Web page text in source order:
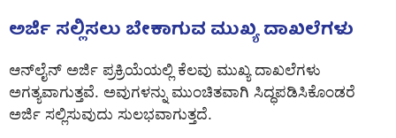
ಅರ್ಜಿ ಸಲ್ಲಿಸಲು ಬೇಕಾಗುವ ಮುಖ್ಯ ದಾಖಲೆಗಳು
ಆನ್‌ಲೈನ್ ಅರ್ಜಿ ಪ್ರಕ್ರಿಯೆಯಲ್ಲಿ ಕೆಲವು ಮುಖ್ಯ ದಾಖಲೆಗಳು
ಅಗತ್ಯವಾಗುತ್ತವೆ. ಅವುಗಳನ್ನು ಮುಂಚಿತವಾಗಿ ಸಿದ್ಧಪಡಿಸಿಕೊಂಡರೆ
ಅರ್ಜಿ ಸಲ್ಲಿಸುವುದು ಸುಲಭವಾಗುತ್ತದೆ.